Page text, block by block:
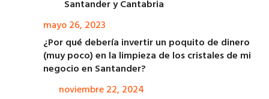
Santander y Cantabria
mayo 26, 2023
¿Por qué debería invertir un poquito de dinero
(muy poco) en la limpieza de los cristales de mi
negocio en Santander?
noviembre 22, 2024